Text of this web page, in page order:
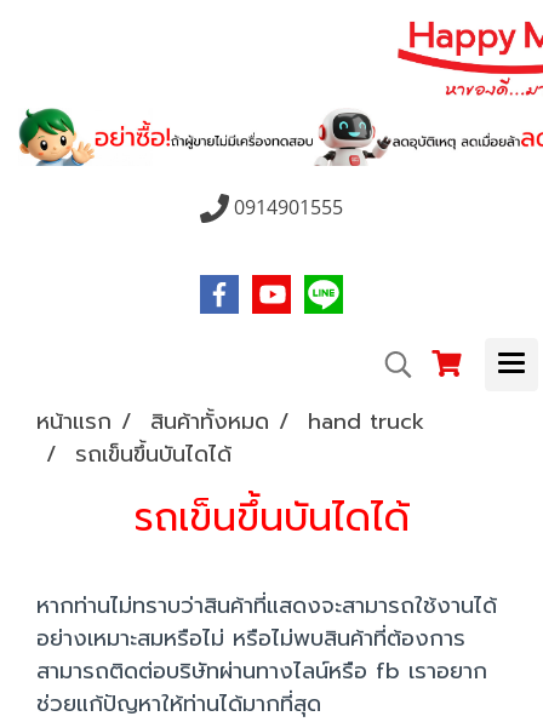
0914901555
หน้าแรก สินค้าทั้งหมด
hand truck
รถเข็นขึ้นบันไดได้
รถเข็นขึ้นบันไดได้
หากท่านไม่ทราบว่าสินค้าที่แสดงจะสามารถใช้งานได้
อย่างเหมาะสมหรือไม่ หรือไม่พบสินค้าที่ต้องการ
สามารถติดต่อบริษัทผ่านทางไลน์หรือ fb เราอยาก
ช่วยแก้ปัญหาให้ท่านได้มากที่สุด